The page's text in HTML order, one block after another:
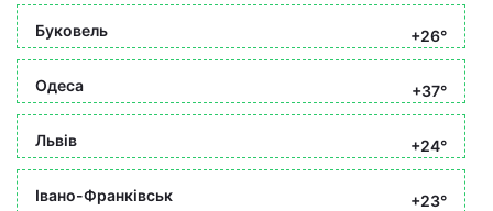
Буковель +26°
Одеса +37°
Львів +24°
Івано-Франківськ +23°